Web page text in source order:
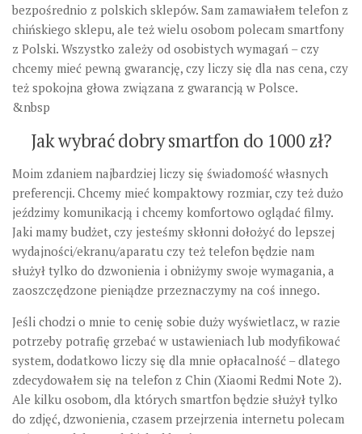
bezpośrednio z polskich sklepów. Sam zamawiałem telefon z
chińskiego sklepu, ale też wielu osobom polecam smartfony
z Polski. Wszystko zależy od osobistych wymagań – czy
chcemy mieć pewną gwarancję, czy liczy się dla nas cena, czy
też spokojna głowa związana z gwarancją w Polsce.
&nbsp
Jak wybrać dobry smartfon do 1000 zł?
Moim zdaniem najbardziej liczy się świadomość własnych
preferencji. Chcemy mieć kompaktowy rozmiar, czy też dużo
jeździmy komunikacją i chcemy komfortowo oglądać filmy.
Jaki mamy budżet, czy jesteśmy skłonni dołożyć do lepszej
wydajności/ekranu/aparatu czy też telefon będzie nam
służył tylko do dzwonienia i obniżymy swoje wymagania, a
zaoszczędzone pieniądze przeznaczymy na coś innego.
Jeśli chodzi o mnie to cenię sobie duży wyświetlacz, w razie
potrzeby potrafię grzebać w ustawieniach lub modyfikować
system, dodatkowo liczy się dla mnie opłacalność – dlatego
zdecydowałem się na telefon z Chin (Xiaomi Redmi Note 2).
Ale kilku osobom, dla których smartfon będzie służył tylko
do zdjęć, dzwonienia, czasem przejrzenia internetu polecam